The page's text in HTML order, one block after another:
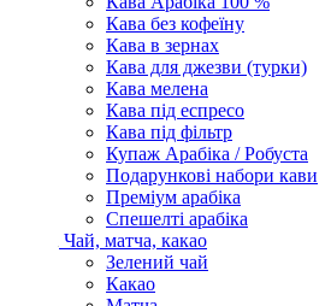
Кава без кофеїну
Кава в зернах
Кава для джезви (турки)
Кава мелена
Кава під еспресо
Кава під фільтр
Купаж Арабіка / Робуста
Подарункові набори кави
Преміум арабіка
Спешелті арабіка
Чай, матча, какао
Зелений чай
Какао